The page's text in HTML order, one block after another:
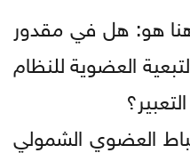
هو: هل في مقدور
العضوية للنظام
العضوي الشمولي